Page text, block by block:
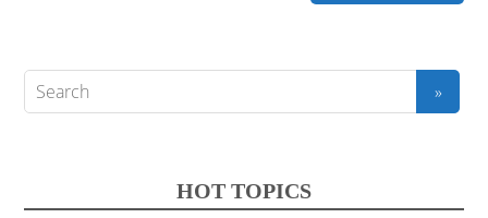
HOT TOPICS